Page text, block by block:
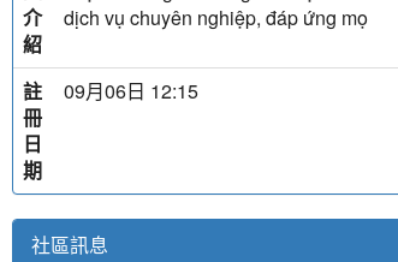
介
紹
dịch vụ chuyên nghiệp, đáp ứng mọ
註
冊
日
期
09月06日 12:15
社區訊息